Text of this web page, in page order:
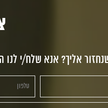
אליך? אנא שלח/י